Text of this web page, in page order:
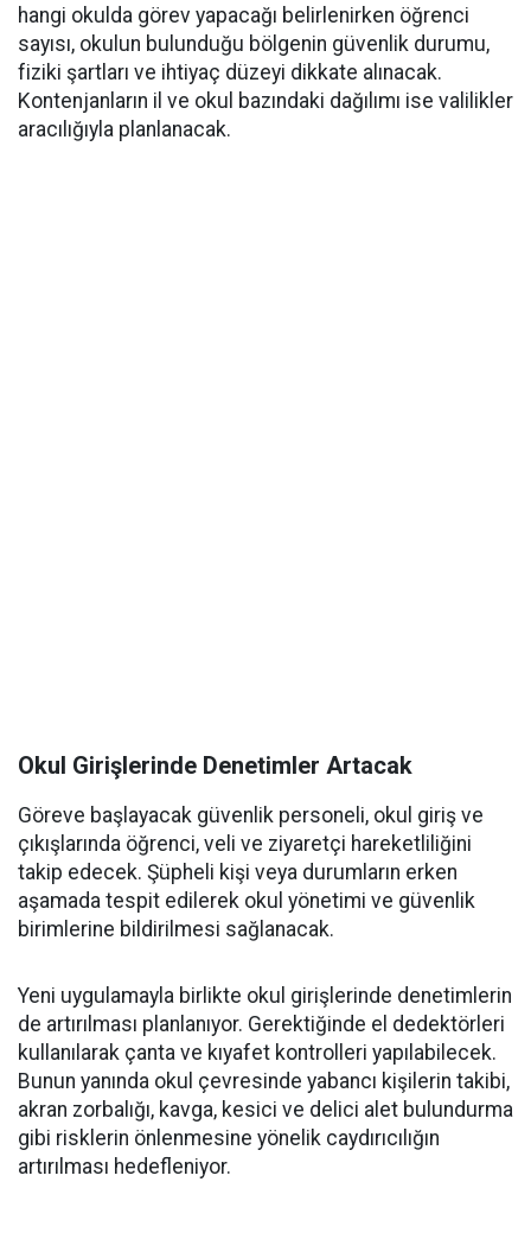
hangi okulda görev yapacağı belirlenirken öğrenci
sayısı, okulun bulunduğu bölgenin güvenlik durumu,
fiziki şartları ve ihtiyaç düzeyi dikkate alınacak.
Kontenjanların il ve okul bazındaki dağılımı ise valilikler
aracılığıyla planlanacak.
Okul Girişlerinde Denetimler Artacak
Göreve başlayacak güvenlik personeli, okul giriş ve
çıkışlarında öğrenci, veli ve ziyaretçi hareketliliğini
takip edecek. Şüpheli kişi veya durumların erken
aşamada tespit edilerek okul yönetimi ve güvenlik
birimlerine bildirilmesi sağlanacak.
Yeni uygulamayla birlikte okul girişlerinde denetimlerin
de artırılması planlanıyor. Gerektiğinde el dedektörleri
kullanılarak çanta ve kıyafet kontrolleri yapılabilecek.
Bunun yanında okul çevresinde yabancı kişilerin takibi,
akran zorbalığı, kavga, kesici ve delici alet bulundurma
gibi risklerin önlenmesine yönelik caydırıcılığın
artırılması hedefleniyor.